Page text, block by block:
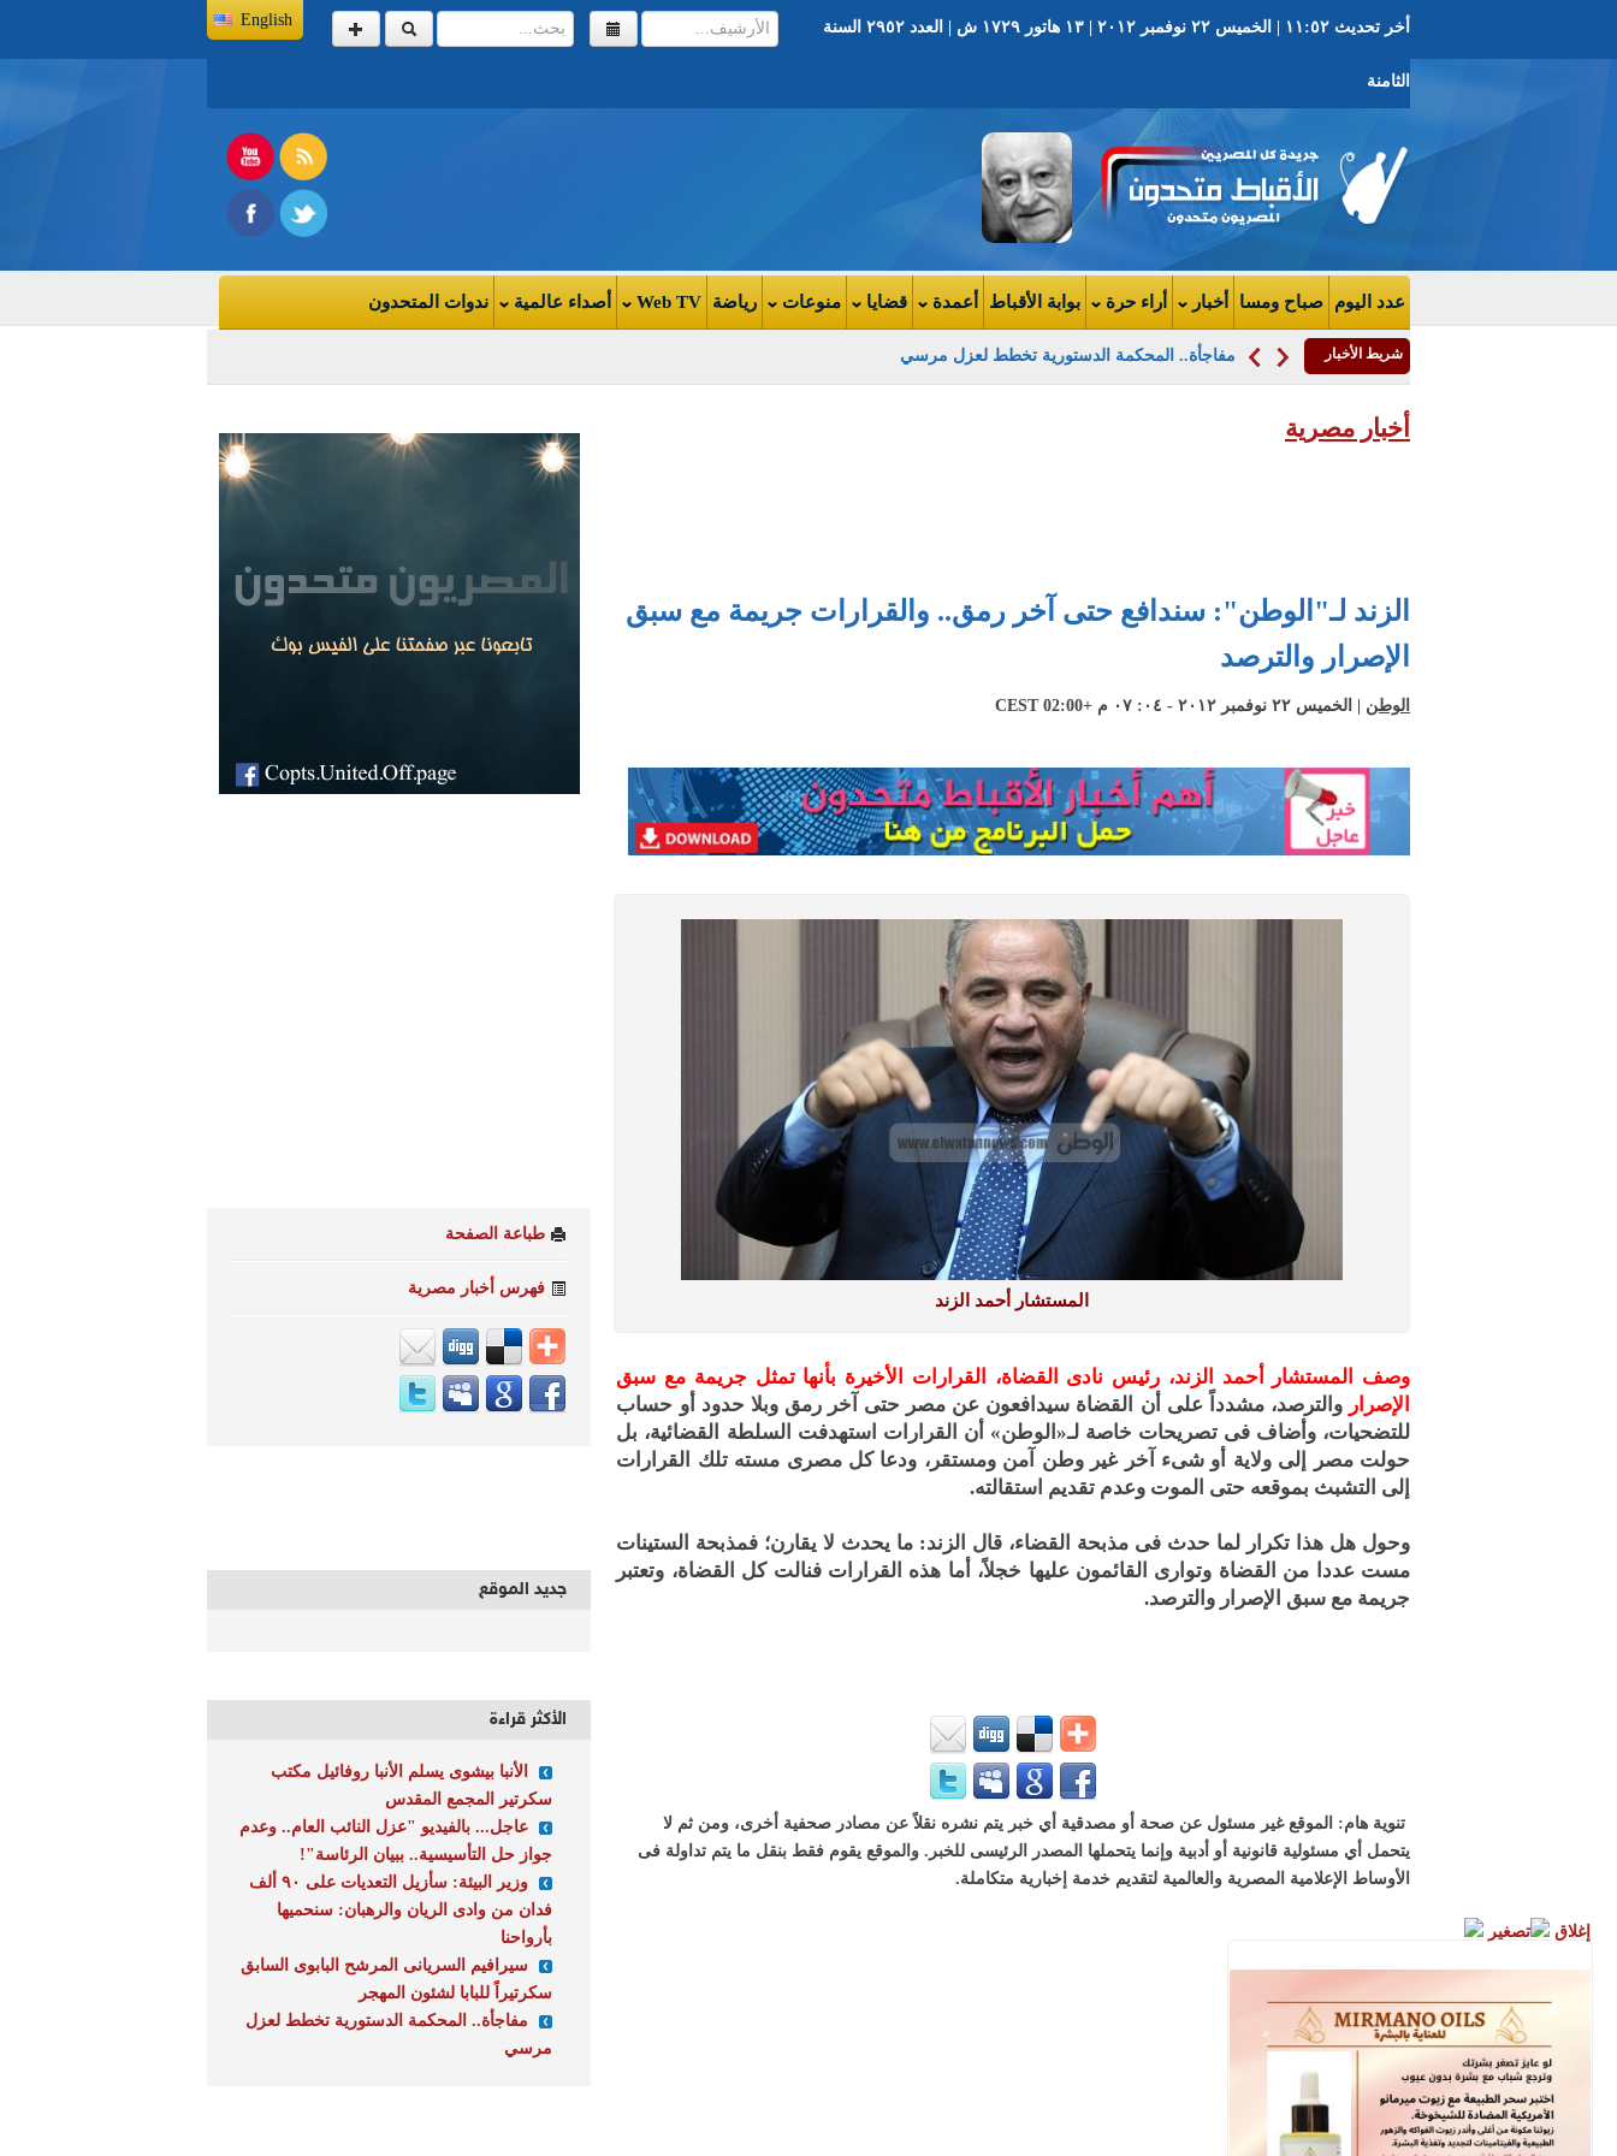
أخر تحديث ١١:٥٢ | الخميس ٢٢ نوفمبر ٢٠١٢ | ١٣ هاتور ١٧٢٩ ش | العدد ٢٩٥٢ السنة
الثامنة
English
عدد اليوم صباح ومسا أخبار أراء حرة بوابة الأقباط أعمدة قضايا منوعات رياضة Web TV أصداء عالمية ندوات المتحدون
إغلاق تصغير
شريط الأخبار مصادر: مؤتمر "الزند" سيعلن فيه تعليق العمل بالمحاكم
أخبار مصرية
الزند لـ"الوطن": سندافع حتى آخر رمق.. والقرارات جريمة مع سبق
الإصرار والترصد
الوطن | الخميس ٢٢ نوفمبر ٢٠١٢ - ٠٤: ٠٧ م +02:00 CEST
المستشار أحمد الزند
وصف المستشار أحمد الزند، رئيس نادى القضاة، القرارات الأخيرة بأنها تمثل جريمة مع سبق
الإصرار والترصد، مشدداً على أن القضاة سيدافعون عن مصر حتى آخر رمق وبلا حدود أو حساب
للتضحيات، وأضاف فى تصريحات خاصة لـ«الوطن» أن القرارات استهدفت السلطة القضائية، بل
حولت مصر إلى ولاية أو شىء آخر غير وطن آمن ومستقر، ودعا كل مصرى مسته تلك القرارات
إلى التشبث بموقعه حتى الموت وعدم تقديم استقالته.
وحول هل هذا تكرار لما حدث فى مذبحة القضاء، قال الزند: ما يحدث لا يقارن؛ فمذبحة الستينات
مست عددا من القضاة وتوارى القائمون عليها خجلاً، أما هذه القرارات فنالت كل القضاة، وتعتبر
جريمة مع سبق الإصرار والترصد.
تنوية هام: الموقع غير مسئول عن صحة أو مصدقية أي خبر يتم نشره نقلاً عن مصادر صحفية أخرى، ومن ثم لا
يتحمل أي مسئولية قانونية أو أدبية وإنما يتحملها المصدر الرئيسى للخبر. والموقع يقوم فقط بنقل ما يتم تداولة فى
الأوساط الإعلامية المصرية والعالمية لتقديم خدمة إخبارية متكاملة.
طباعة الصفحة
فهرس أخبار مصرية
جديد الموقع
الأكثر قراءة
الأنبا بيشوى يسلم الأنبا روفائيل مكتب
سكرتير المجمع المقدس
عاجل... بالفيديو "عزل النائب العام.. وعدم
جواز حل التأسيسية.. ببيان الرئاسة"!
وزير البيئة: سأزيل التعديات على ٩٠ ألف
فدان من وادى الريان والرهبان: سنحميها
بأرواحنا
سيرافيم السريانى المرشح البابوى السابق
سكرتيراً للبابا لشئون المهجر
مفاجأة.. المحكمة الدستورية تخطط لعزل
مرسي